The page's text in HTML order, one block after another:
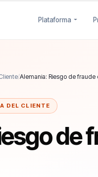
Plataforma
/Alemania: Riesgo de
DEL CLIENTE
de